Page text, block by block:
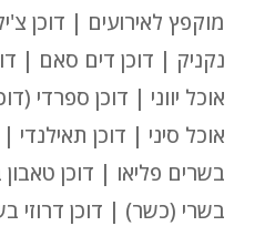
מוקפץ לאירועים | דוכן
נקניק | דוכן דים סאם |
אוכל יווני | דוכן ספרדי
אוכל סיני | דוכן תאילנדי
בשרים פליאו | דוכן
בשרי (כשר) | דוכן דרוזי